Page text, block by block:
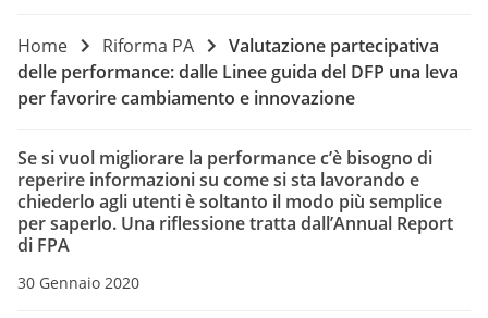
Home Riforma PA
Valutazione partecipativa
delle performance: dalle Linee guida del DFP una leva
per favorire cambiamento e innovazione
Se si vuol migliorare la performance c’è bisogno di
reperire informazioni su come si sta lavorando e
chiederlo agli utenti è soltanto il modo più semplice
per saperlo. Una riflessione tratta dall’Annual Report
di FPA
30 Gennaio 2020